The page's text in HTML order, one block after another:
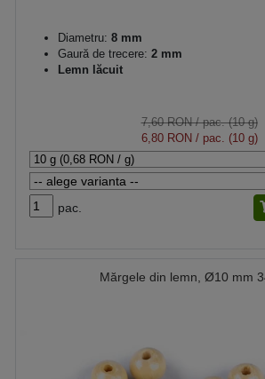
Diametru: 8 mm
Gaură de trecere: 2 mm
Lemn lăcuit
7,60 RON/ pac. (10 g)
6,80 RON / pac. (10 g)
pac.
Mărgele din lemn, Ø10 mm